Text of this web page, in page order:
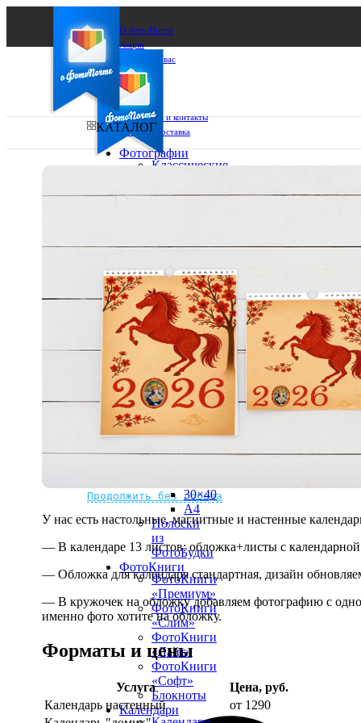
О ФотоПочте
Акции
Сделаем за вас
Бизнесу
FAQ
Франшиза
Поддержка и контакты
Оплата и доставка
Продолжить без города
КАТАЛОГ
Фотографии
Классические
10х10
15х20
20х30
30х30
30х40
А4
Фото
рамке
10х10
10×15
13×18
15×15
15×20
20×20
30×40
A4
Полоски
из
ФотоБудки
ФотоКниги
ФотоКниги
«Премиум»
ФотоКниги
«Слим»
ФотоКниги
«Лайт»
ФотоКниги
«Софт»
Блокноты
Календари
У нас есть настольные, магнитные и настенные
— В календаре 13 листов: обложка+листы с календарной
— Обложка для календаря стандартная, дизайн
— В кружочек на обложку добавляем фотографию с
именно фото хотите на обложку.
Форматы и цены
Услуга
Цена, руб.
Календарь настенный
от 1290